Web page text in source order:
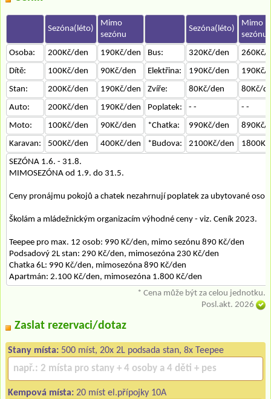
Sezóna(léto)
Mimo
sezónu
Sezóna(léto)
Mimo
sezónu
Osoba:
200Kč/den 190Kč/den Bus: 320Kč/den
260Kč/
Dítě:
100Kč/den 90Kč/den Elektřina: 190Kč/den
190Kč/
Stan:
200Kč/den 190Kč/den Zvíře: 80Kč/den
80Kč/
Auto:
200Kč/den 190Kč/den Poplatek: - -
- -
Moto:
100Kč/den 90Kč/den *Chatka: 990Kč/den
890Kč/
Karavan:
500Kč/den 400Kč/den *Budova: 2100Kč/den
SEZÓNA 1.6. - 31.8.
MIMOSEZÓNA od 1.9. do 31.5.
Ceny pronájmu pokojů a chatek nezahrnují poplatek za ubytované
Školám a mládežnickým organizacím výhodné ceny - viz. Ceník 2023.
Teepee pro max. 12 osob: 990 Kč/den, mimo sezónu 890 Kč/den
Podsadový 2L stan: 290 Kč/den, mimosezóna 230 Kč/den
Chatka 6L: 990 Kč/den, mimosezóna 890 Kč/den
Apartmán: 2.100 Kč/den, mimosezóna 1.800 Kč/den
* Cena může být za celou jednotku.
Posl.akt. 2026
Zaslat rezervaci/dotaz
Stany místa: 500 míst, 20x 2L podsada stan, 8x Teepee
Kempová místa: 20 míst el.přípojky 10A